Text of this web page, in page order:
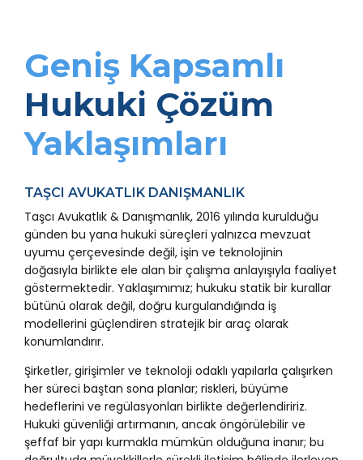
Geniş Kapsamlı
Hukuki Çözüm
Yaklaşımları
TAŞCI AVUKATLIK DANIŞMANLIK
Taşcı Avukatlık & Danışmanlık, 2016 yılında kurulduğu
günden bu yana hukuki süreçleri yalnızca mevzuat
uyumu çerçevesinde değil, işin ve teknolojinin
doğasıyla birlikte ele alan bir çalışma anlayışıyla faaliyet
göstermektedir. Yaklaşımımız; hukuku statik bir kurallar
bütünü olarak değil, doğru kurgulandığında iş
modellerini güçlendiren stratejik bir araç olarak
konumlandırır.
Şirketler, girişimler ve teknoloji odaklı yapılarla çalışırken
her süreci baştan sona planlar; riskleri, büyüme
hedeflerini ve regülasyonları birlikte değerlendiririz.
Hukuki güvenliği artırmanın, ancak öngörülebilir ve
şeffaf bir yapı kurmakla mümkün olduğuna inanır; bu